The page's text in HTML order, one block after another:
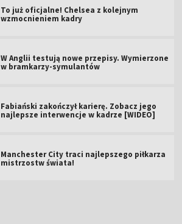
To już oficjalne! Chelsea z kolejnym
wzmocnieniem kadry
W Anglii testują nowe przepisy. Wymierzone
w bramkarzy-symulantów
Fabiański zakończył karierę. Zobacz jego
najlepsze interwencje w kadrze [WIDEO]
Manchester City traci najlepszego piłkarza
mistrzostw świata!